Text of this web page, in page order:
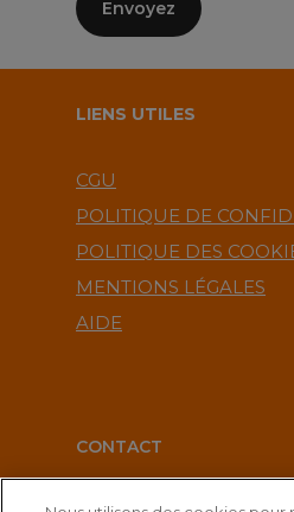
LIENS UTILES
CGU
POLITIQUE DE
POLITIQUE DES
MENTIONS LÉGALES
AIDE
CONTACT
service-